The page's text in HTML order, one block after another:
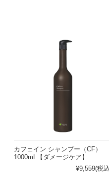
ゴール
頭皮の悩
カフェイン シャンプー（CF）
1000mL【ダメージケア】
¥9,559(税